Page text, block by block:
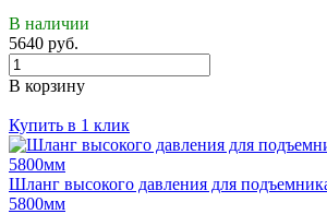
В наличии
5640 руб.
В корзину
Купить в 1 клик
Шланг высокого давления для
5800мм